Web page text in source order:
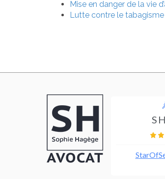
Mise en danger de la vie
Lutte contre le